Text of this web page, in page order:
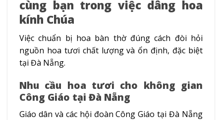
cùng bạn trong việc dâng hoa
kính Chúa
Việc chuẩn bị hoa bàn thờ đúng cách đòi hỏi
nguồn hoa tươi chất lượng và ổn định, đặc biệt
tại Đà Nẵng.
Nhu cầu hoa tươi cho không gian
Công Giáo tại Đà Nẵng
Giáo dân và các hội đoàn Công Giáo tại Đà Nẵng